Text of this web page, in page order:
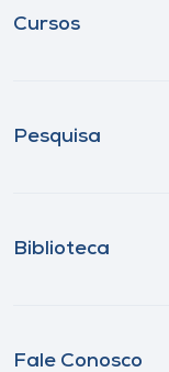
Cursos
Pesquisa
Biblioteca
Fale Conosco